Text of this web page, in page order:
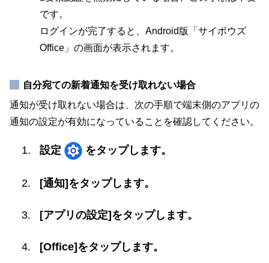
です。
ログインが完了すると、Android版「サイボウズ
Office」の画面が表示されます。
自分宛ての新着通知を受け取れない場合
通知が受け取れない場合は、次の手順で端末側のアプリの
通知の設定が有効になっていることを確認してください。
設定 をタップします。
[通知]をタップします。
[アプリの設定]をタップします。
[Office]をタップします。